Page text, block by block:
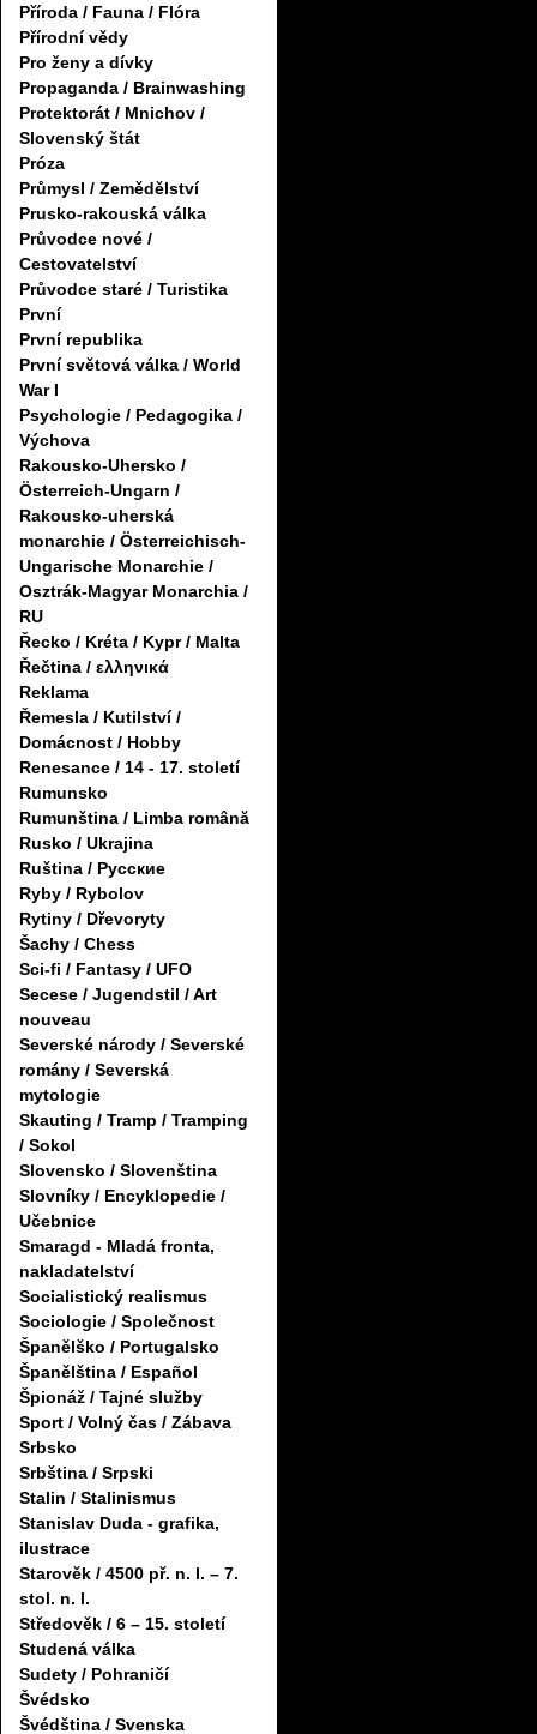
Příroda / Fauna / Flóra
Přírodní vědy
Pro ženy a dívky
Propaganda / Brainwashing
Protektorát / Mnichov /
Slovenský štát
Próza
Průmysl / Zemědělství
Prusko-rakouská válka
Průvodce nové /
Cestovatelství
Průvodce staré / Turistika
První
První republika
První světová válka / World
War I
Psychologie / Pedagogika /
Výchova
Rakousko-Uhersko /
Österreich-Ungarn /
Rakousko-uherská
monarchie / Österreichisch-
Ungarische Monarchie /
Osztrák-Magyar Monarchia /
RU
Řecko / Kréta / Kypr / Malta
Řečtina / ελληνικά
Reklama
Řemesla / Kutilství /
Domácnost / Hobby
Renesance / 14 - 17. století
Rumunsko
Rumunština / Limba română
Rusko / Ukrajina
Ruština / Русские
Ryby / Rybolov
Rytiny / Dřevoryty
Šachy / Chess
Sci-fi / Fantasy / UFO
Secese / Jugendstil / Art
nouveau
Severské národy / Severské
romány / Severská
mytologie
Skauting / Tramp / Tramping
/ Sokol
Slovensko / Slovenština
Slovníky / Encyklopedie /
Učebnice
Smaragd - Mladá fronta,
nakladatelství
Socialistický realismus
Sociologie / Společnost
Španělško / Portugalsko
Španělština / Español
Špionáž / Tajné služby
Sport / Volný čas / Zábava
Srbsko
Srbština / Srpski
Stalin / Stalinismus
Stanislav Duda - grafika,
ilustrace
Starověk / 4500 př. n. l. – 7.
stol. n. l.
Středověk / 6 – 15. století
Studená válka
Sudety / Pohraničí
Švédsko
Švédština / Svenska